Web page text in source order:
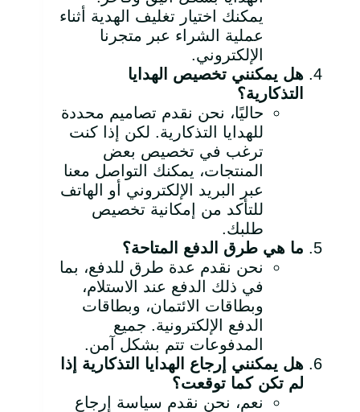
يمكنك اختيار تغليف الهدية أثناء
عملية الشراء عبر متجرنا
الإلكتروني.
هل يمكنني تخصيص الهدايا
التذكارية؟
حاليًا، نحن نقدم تصاميم محددة
للهدايا التذكارية. لكن إذا كنت
ترغب في تخصيص بعض
المنتجات، يمكنك التواصل معنا
عبر البريد الإلكتروني أو الهاتف
للتأكد من إمكانية تخصيص
طلبك.
ما هي طرق الدفع المتاحة؟
نحن نقدم عدة طرق للدفع، بما
في ذلك الدفع عند الاستلام،
وبطاقات الائتمان، وبطاقات
الدفع الإلكترونية. جميع
المدفوعات تتم بشكل آمن.
هل يمكنني إرجاع الهدايا التذكارية إذا
لم تكن كما توقعت؟
نعم، نحن نقدم سياسة إرجاع